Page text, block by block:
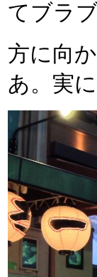
てブラ
方に向
あ。実